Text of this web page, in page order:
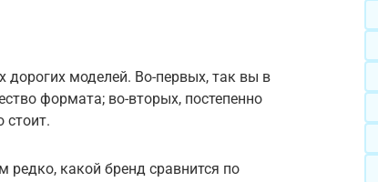
дорогих моделей. Во-первых, так вы в
формата; во-вторых, постепенно
стоит.
редко, какой бренд сравнится по